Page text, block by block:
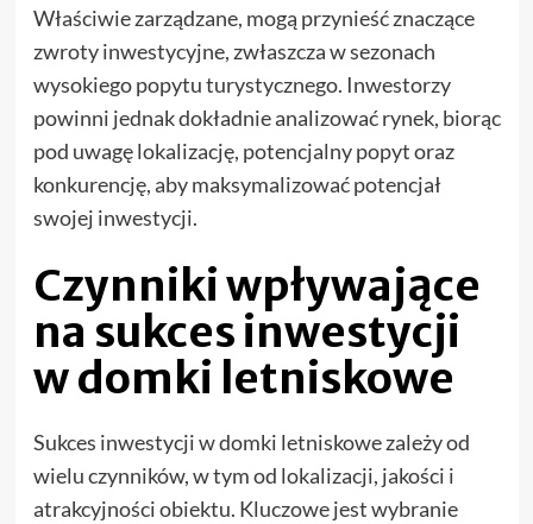
Właściwie zarządzane, mogą przynieść znaczące
zwroty inwestycyjne, zwłaszcza w sezonach
wysokiego popytu turystycznego. Inwestorzy
powinni jednak dokładnie analizować rynek, biorąc
pod uwagę lokalizację, potencjalny popyt oraz
konkurencję, aby maksymalizować potencjał
swojej inwestycji.
Czynniki wpływające
na sukces inwestycji
w domki letniskowe
Sukces inwestycji w domki letniskowe zależy od
wielu czynników, w tym od lokalizacji, jakości i
atrakcyjności obiektu. Kluczowe jest wybranie